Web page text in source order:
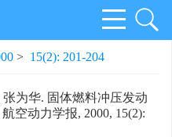
> 15(2): 201-204
为华. 固体燃料冲压发动
空动力学报, 2000, 15(2):